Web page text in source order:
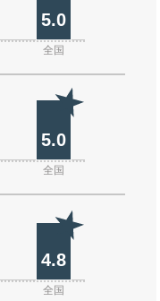
5.0
全国
5.0
全国
4.8
全国